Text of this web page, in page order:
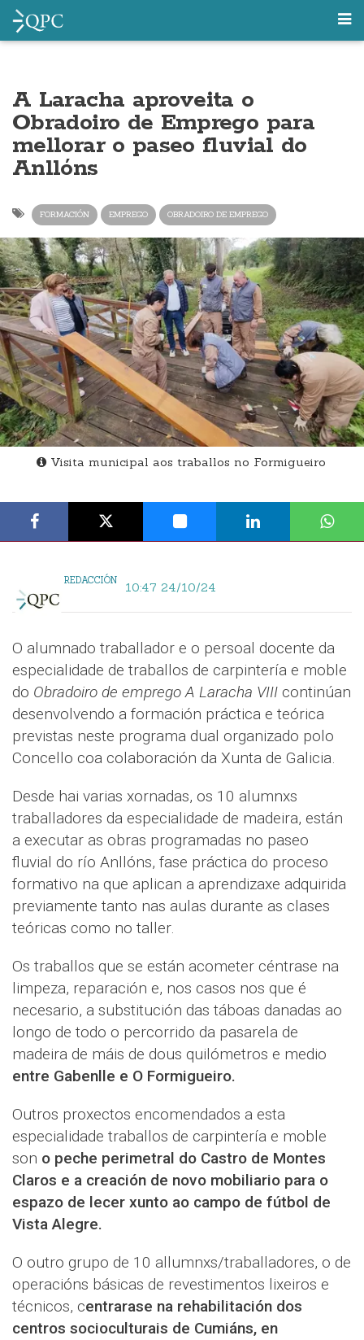
A Laracha aproveita o
Obradoiro de Emprego para
mellorar o paseo fluvial do
Anllóns
FORMACIÓN EMPREGO OBRADOIRO DE EMPREGO
Visita municipal aos traballos no Formigueiro
REDACCIÓN 10:47 24/10/24
O alumnado traballador e o persoal docente da
especialidade de traballos de carpintería e moble
do Obradoiro de emprego A Laracha VIII continúan
desenvolvendo a formación práctica e teórica
previstas neste programa dual organizado polo
Concello coa colaboración da Xunta de Galicia.
Desde hai varias xornadas, os 10 alumnxs
traballadores da especialidade de madeira, están
a executar as obras programadas no paseo
fluvial do río Anllóns, fase práctica do proceso
formativo na que aplican a aprendizaxe adquirida
previamente tanto nas aulas durante as clases
teóricas como no taller.
Os traballos que se están acometer céntrase na
limpeza, reparación e, nos casos nos que é
necesario, a substitución das táboas danadas ao
longo de todo o percorrido da pasarela de
madeira de máis de dous quilómetros e medio
entre Gabenlle e O Formigueiro.
Outros proxectos encomendados a esta
especialidade traballos de carpintería e moble
son o peche perimetral do Castro de Montes
Claros e a creación de novo mobiliario para o
espazo de lecer xunto ao campo de fútbol de
Vista Alegre.
O outro grupo de 10 allumnxs/traballadores, o de
operacións básicas de revestimentos lixeiros e
técnicos, centrarase na rehabilitación dos
centros socioculturais de Cumiáns, en